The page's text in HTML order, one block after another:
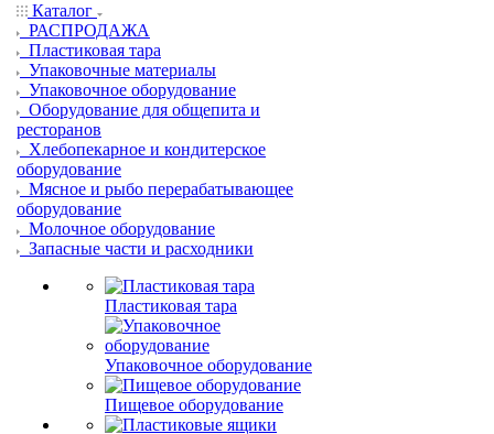
Каталог
РАСПРОДАЖА
Пластиковая тара
Упаковочные материалы
Упаковочное оборудование
Оборудование для общепита и
ресторанов
Хлебопекарное и кондитерское
оборудование
Мясное и рыбо перерабатывающее
оборудование
Молочное оборудование
Запасные части и расходники
Пластиковая тара
Упаковочное оборудование
Пищевое оборудование